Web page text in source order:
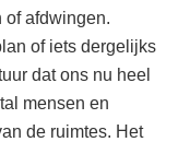
of afdwingen.
of iets dergelijks
dat ons nu heel
mensen en
de ruimtes. Het